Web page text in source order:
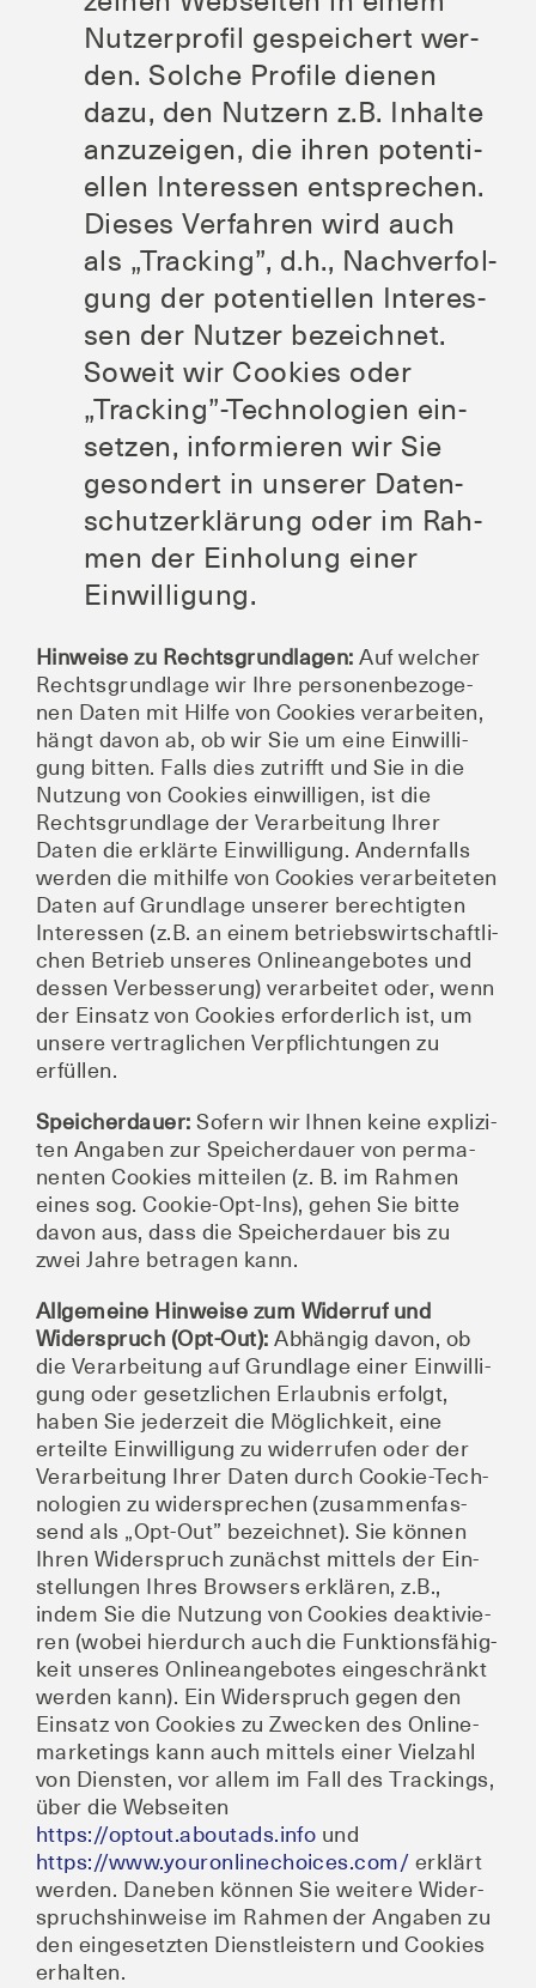
Nut­zer­pro­fil gespei­chert wer­
den. Sol­che Pro­fi­le die­nen
dazu, den Nut­zern z.B. Inhal­te
anzu­zei­gen, die ihren poten­ti­
el­len Inter­es­sen ent­spre­chen.
Die­ses Ver­fah­ren wird auch
als „Track­ing”, d.h., Nach­ver­fol­
gung der poten­ti­el­len Inter­es­
sen der Nut­zer bezeich­net.
Soweit wir Coo­kies oder
„Tracking”-Technologien ein­
set­zen, infor­mie­ren wir Sie
geson­dert in unse­rer Daten­
schutz­er­klä­rung oder im Rah­
men der Ein­ho­lung einer
Einwilligung.
Hin­wei­se zu Rechts­grund­la­gen:Auf wel­cher
Rechts­grund­la­ge wir Ihre per­so­nen­be­zo­ge­
nen Daten mit Hil­fe von Coo­kies ver­ar­bei­ten,
hängt davon ab, ob wir Sie um eine Ein­wil­li­
gung bit­ten. Falls dies zutrifft und Sie in die
Nut­zung von Coo­kies ein­wil­li­gen, ist die
Rechts­grund­la­ge der Ver­ar­bei­tung Ihrer
Daten die erklär­te Ein­wil­li­gung. Andern­falls
wer­den die mit­hil­fe von Coo­kies ver­ar­bei­te­ten
Daten auf Grund­la­ge unse­rer berech­tig­ten
Inter­es­sen (z.B. an einem betriebs­wirt­schaft­li­
chen Betrieb unse­res Online­an­ge­bo­tes und
des­sen Ver­bes­se­rung) ver­ar­bei­tet oder, wenn
der Ein­satz von Coo­kies erfor­der­lich ist, um
unse­re ver­trag­li­chen Ver­pflich­tun­gen zu
erfüllen.
Spei­cher­dau­er:Sofern wir Ihnen kei­ne expli­zi­
ten Anga­ben zur Spei­cher­dau­er von per­ma­
nen­ten Coo­kies mit­tei­len (z. B. im Rah­men
eines sog. Coo­kie-Opt-Ins), gehen Sie bit­te
davon aus, dass die Spei­cher­dau­er bis zu
zwei Jah­re betra­gen kann.
All­ge­mei­ne Hin­wei­se zum Wider­ruf und
Wider­spruch (Opt-Out):Abhän­gig davon, ob
die Ver­ar­bei­tung auf Grund­la­ge einer Ein­wil­li­
gung oder gesetz­li­chen Erlaub­nis erfolgt,
haben Sie jeder­zeit die Mög­lich­keit, eine
erteil­te Ein­wil­li­gung zu wider­ru­fen oder der
Ver­ar­bei­tung Ihrer Daten durch Coo­kie-Tech­
no­lo­gien zu wider­spre­chen (zusam­men­fas­
send als „Opt-Out” bezeich­net). Sie kön­nen
Ihren Wider­spruch zunächst mit­tels der Ein­
stel­lun­gen Ihres Brow­sers erklä­ren, z.B.,
indem Sie die Nut­zung von Coo­kies deak­ti­vie­
ren (wobei hier­durch auch die Funk­ti­ons­fä­hig­
keit unse­res Online­an­ge­bo­tes ein­ge­schränkt
wer­den kann). Ein Wider­spruch gegen den
Ein­satz von Coo­kies zu Zwe­cken des Online­
mar­ke­tings kann auch mit­tels einer Viel­zahl
von Diens­ten, vor allem im Fall des Trackings,
über die Web­sei­ten
https://optout.aboutads.info und
https://www.youronlinechoices.com/ erklärt
wer­den. Dane­ben kön­nen Sie wei­te­re Wider­
spruchs­hin­wei­se im Rah­men der Anga­ben zu
den ein­ge­setz­ten Dienst­leis­tern und Coo­kies
erhalten.